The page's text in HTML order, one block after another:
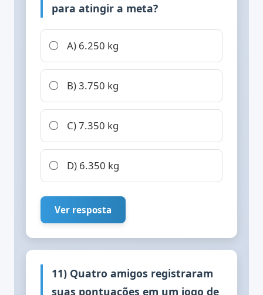
para atingir a meta?
A) 6.250 kg
B) 3.750 kg
C) 7.350 kg
D) 6.350 kg
Ver resposta
11) Quatro amigos registraram
suas pontuações em um jogo de